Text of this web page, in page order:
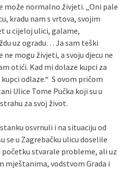
može normalno živjeti. „Oni pale
kradu nam s vrtova, svojim
u cijeloj ulici, galame,
uz ogradu… Ja sam teški
ne mogu živjeti, a svoju djecu ne
otići. Kad mi dolaze kupci za
odlaze.“ S ovom pričom
Ulice Tome Pučka koji su u
za svoj život.
osvrnuli i na situaciju od
se u Zagrebačku ulicu doselile
stvarale probleme, ali uz
mještanima, vodstvom Grada i